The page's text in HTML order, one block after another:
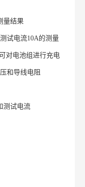
量结果
试电流10A的测量
对电池组进行充电
和导线电阻
测试电流